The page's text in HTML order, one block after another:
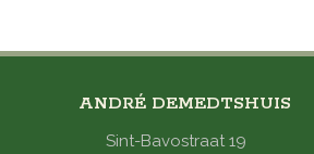
ANDRÉ DEMEDTSHUIS
Sint-Bavostraat 19